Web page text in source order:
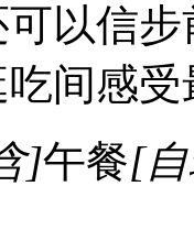
以信
间感
]午餐[